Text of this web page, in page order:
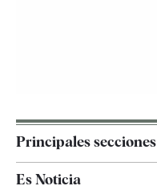
Principales secciones
Es Noticia